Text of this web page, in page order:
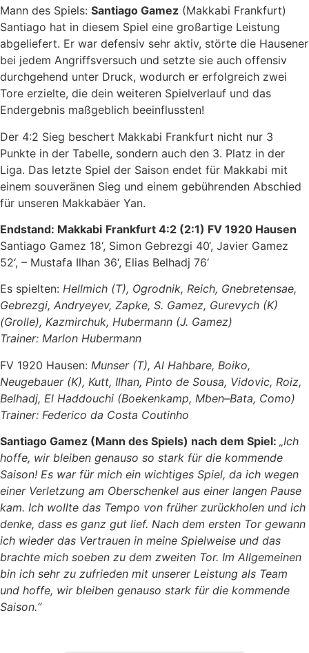
Mann des Spiels: Santiago Gamez (Makkabi Frankfurt)
Santiago hat in diesem Spiel eine großartige Leistung
abgeliefert. Er war defensiv sehr aktiv, störte die Hausener
bei jedem Angriffsversuch und setzte sie auch offensiv
durchgehend unter Druck, wodurch er erfolgreich zwei
Tore erzielte, die dein weiteren Spielverlauf und das
Endergebnis maßgeblich beeinflussten!
Der 4:2 Sieg beschert Makkabi Frankfurt nicht nur 3
Punkte in der Tabelle, sondern auch den 3. Platz in der
Liga. Das letzte Spiel der Saison endet für Makkabi mit
einem souveränen Sieg und einem gebührenden Abschied
für unseren Makkabäer Yan.
Endstand: Makkabi Frankfurt 4:2 (2:1) FV 1920 Hausen
Santiago Gamez 18‘, Simon Gebrezgi 40‘, Javier Gamez
52‘, – Mustafa Ilhan 36‘, Elias Belhadj 76‘
Es spielten: Hellmich (T), Ogrodnik, Reich, Gnebretensae,
Gebrezgi, Andryeyev, Zapke, S. Gamez, Gurevych (K)
(Grolle), Kazmirchuk, Hubermann (J. Gamez)
Trainer: Marlon Hubermann
FV 1920 Hausen: Munser(T), Al Hahbare, Boiko,
Neugebauer(K), Kutt, Ilhan, Pinto de Sousa, Vidovic, Roiz,
Belhadj, El Haddouchi (Boekenkamp, Mben–Bata, Como)
Trainer: Federico da Costa Coutinho
Santiago Gamez (Mann des Spiels) nach dem Spiel: „Ich
hoffe, wir bleiben genauso so stark für die kommende
Saison! Es war für mich ein wichtiges Spiel, da ich wegen
einer Verletzung am Oberschenkel aus einer langen Pause
kam. Ich wollte das Tempo von früher zurückholen und ich
denke, dass es ganz gut lief. Nach dem ersten Tor gewann
ich wieder das Vertrauen in meine Spielweise und das
brachte mich soeben zu dem zweiten Tor. Im Allgemeinen
bin ich sehr zu zufrieden mit unserer Leistung als Team
und hoffe, wir bleiben genauso stark für die kommende
Saison.“